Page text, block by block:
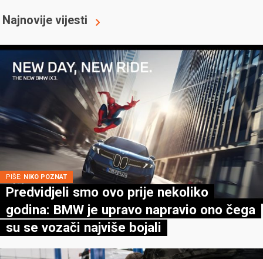
Najnovije vijesti
PIŠE: NIKO POZNAT
Predvidjeli smo ovo prije nekoliko
godina: BMW je upravo napravio ono čega
su se vozači najviše bojali